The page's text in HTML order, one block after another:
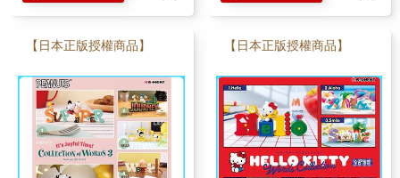
【日本正版授權商品】 【日本正版授權商品】